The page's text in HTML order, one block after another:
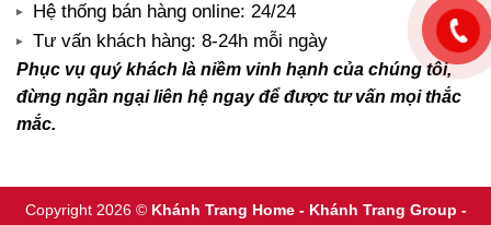
Hệ thống bán hàng online: 24/24
Tư vấn khách hàng: 8-24h mỗi ngày
Phục vụ quý khách là niềm vinh hạnh của chúng tôi,
đừng ngần ngại liên hệ ngay để được tư vấn mọi thắc
mắc.
Copyright 2026 © Khánh Trang Home - Khánh Trang Group -